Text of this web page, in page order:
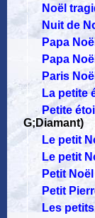
Noël
Nuit de
Papa Noël
Papa
Paris Noël
La petite
Petite
G;Diamant)
Le petit
Le petit
Petit
Petit
Les